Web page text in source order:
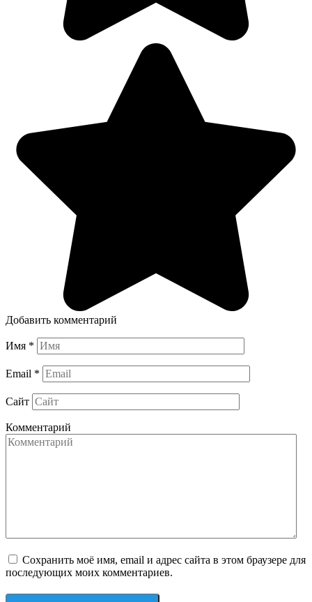
Добавить комментарий
Имя *
Email *
Сайт
Комментарий
Сохранить моё имя, email и адрес сайта в этом браузере для
последующих моих комментариев.